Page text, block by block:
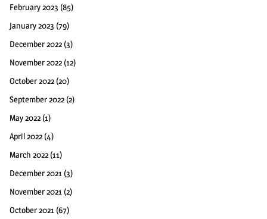
February 2023 (85)
January 2023 (79)
December 2022 (3)
November 2022 (12)
October 2022 (20)
September 2022 (2)
May 2022 (1)
April 2022 (4)
March 2022 (11)
December 2021 (3)
November 2021 (2)
October 2021 (67)